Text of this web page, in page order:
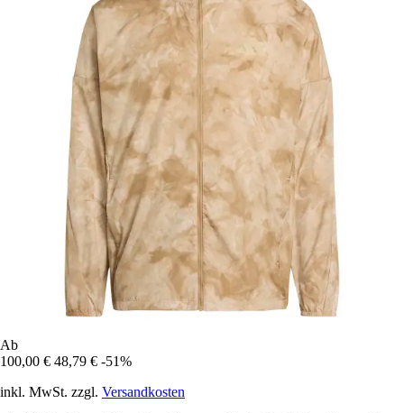
Ab
100,00 € 48,79 € -51%
inkl. MwSt. zzgl. Versandkosten